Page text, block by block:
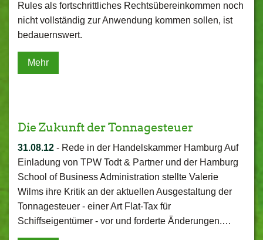
Rules als fortschrittliches Rechtsübereinkommen noch
nicht vollständig zur Anwendung kommen sollen, ist
bedauernswert.
Mehr
Die Zukunft der Tonnagesteuer
31.08.12 - Rede in der Handelskammer Hamburg Auf
Einladung von TPW Todt & Partner und der Hamburg
School of Business Administration stellte Valerie
Wilms ihre Kritik an der aktuellen Ausgestaltung der
Tonnagesteuer - einer Art Flat-Tax für
Schiffseigentümer - vor und forderte Änderungen.…